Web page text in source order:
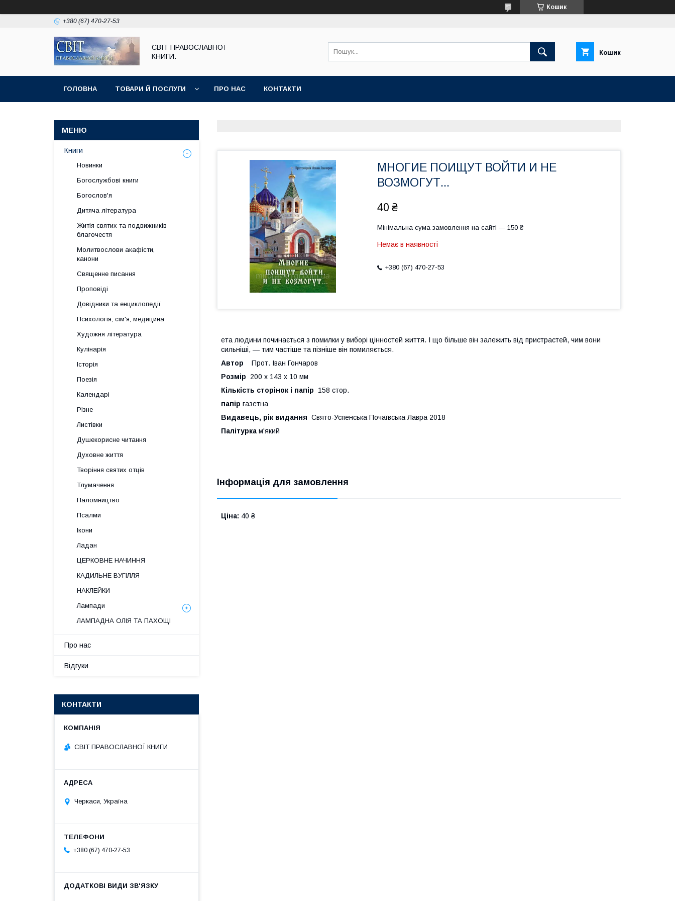
Кошик
+380 (67) 470-27-53
СВІТ ПРАВОСЛАВНОЇ
КНИГИ.
Кошик
ГОЛОВНА ТОВАРИ Й ПОСЛУГИ ПРО НАС КОНТАКТИ
МНОГИЕ ПОИЩУТ ВОЙТИ И НЕ
ВОЗМОГУТ...
40 ₴
Мінімальна сума замовлення на сайті — 150 ₴
Немає в наявності
+380 (67) 470-27-53
ета людини починається з помилки у виборі цінностей життя. І що більше він залежить від пристрастей, чим вони
сильніші, — тим частіше та пізніше він помиляється.
Автор Прот. Іван Гончаров
Розмір 200 х 143 х 10 мм
Кількість сторінок і папір
158 стор.
папір газетна
Видавець, рік видання Свято-Успенська Почаївська Лавра 2018
Палітурка м'який
Інформація для замовлення
Ціна: 40 ₴
Книги
Новинки
Богослужбові книги
Богослов'я
Дитяча література
Житія святих та подвижників
благочестя
Молитвослови акафісти,
канони
Священне писання
Проповіді
Довідники та енциклопедії
Психологія, сім'я, медицина
Художня література
Кулінарія
Історія
Поезія
Календарі
Різне
Листівки
Душекорисне читання
Духовне життя
Творіння святих отців
Тлумачення
Паломництво
Псалми
Ікони
Ладан
ЦЕРКОВНЕ НАЧИННЯ
КАДИЛЬНЕ ВУГІЛЛЯ
НАКЛЕЙКИ
Лампади
ЛАМПАДНА ОЛІЯ ТА ПАХОЩІ
Про нас
Відгуки
КОНТАКТИ
СВІТ ПРАВОСЛАВНОЇ КНИГИ
Черкаси, Україна
+380 (67) 470-27-53